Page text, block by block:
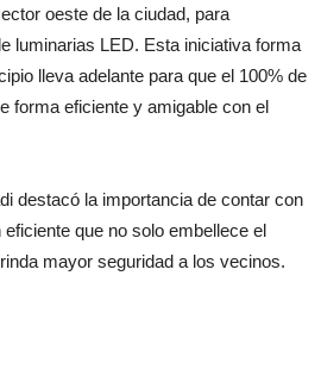
oeste de la ciudad, para
luminarias LED. Esta iniciativa forma
lleva adelante para que el 100% de
forma eficiente y amigable con el
destacó la importancia de contar con
que no solo embellece el
mayor seguridad a los vecinos.